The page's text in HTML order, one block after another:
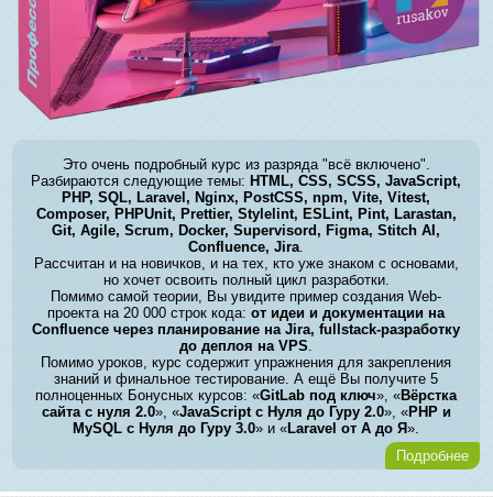
Это очень подробный курс из разряда "всё включено".
Разбираются следующие темы: HTML, CSS, SCSS, JavaScript,
PHP, SQL, Laravel, Nginx, PostCSS, npm, Vite, Vitest,
Composer, PHPUnit, Prettier, Stylelint, ESLint, Pint, Larastan,
Git, Agile, Scrum, Docker, Supervisord, Figma, Stitch AI,
Confluence, Jira.
Рассчитан и на новичков, и на тех, кто уже знаком с основами,
но хочет освоить полный цикл разработки.
Помимо самой теории, Вы увидите пример создания Web-
проекта на 20 000 строк кода:от идеи и документации на
Confluence через планирование на Jira, fullstack-разработку
до деплоя на VPS.
Помимо уроков, курс содержит упражнения для закрепления
знаний и финальное тестирование. А ещё Вы получите 5
полноценных Бонусных курсов: «GitLab под ключ», «Вёрстка
сайта с нуля 2.0», «JavaScript с Нуля до Гуру 2.0», «PHP и
MySQL с Нуля до Гуру 3.0» и «Laravel от А до Я».
Подробнее